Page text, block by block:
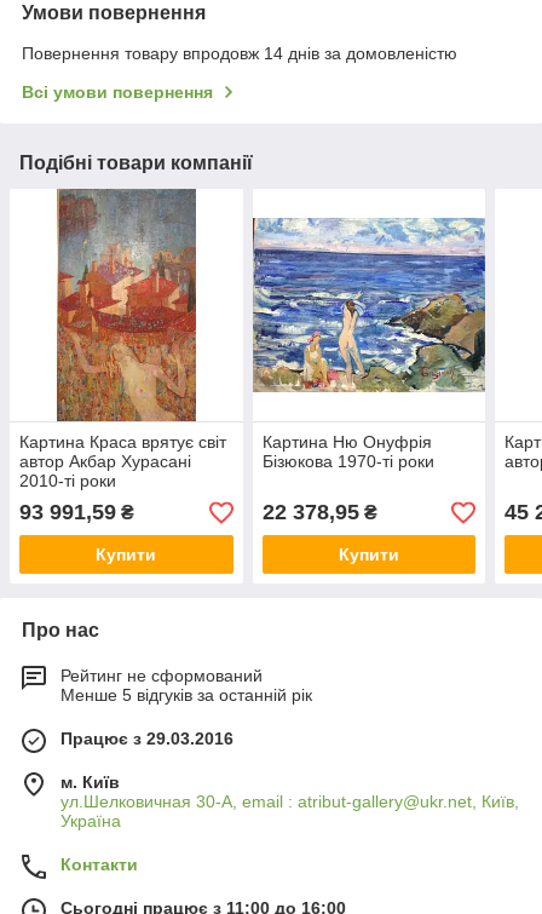
Умови повернення
Повернення товару впродовж 14 днів за домовленістю
Всі умови повернення
Подібні товари компанії
Картина Краса врятує світ
автор Акбар Хурасані
2010-ті роки
93 991,59 ₴
Купити
Картина Ню Онуфрія
Бізюкова 1970-ті роки
22 378,95₴
Купити
45
Про нас
Рейтинг не сформований
Менше 5 відгуків за останній рік
Працює з 29.03.2016
м. Київ
ул.Шелковичная 30-А, email : atribut-gallery@ukr.net, Київ,
Україна
Контакти
Сьогодні працює з 11:00 до 16:00